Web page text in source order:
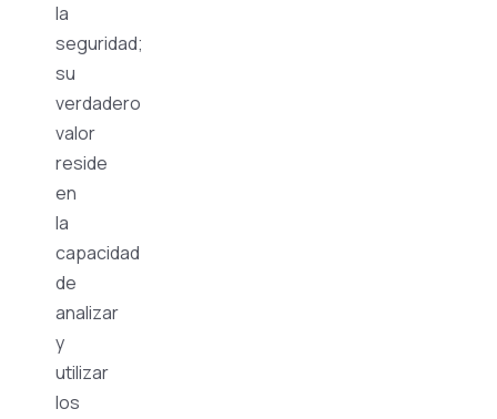
la
seguridad;
su
verdadero
valor
reside
en
la
capacidad
de
analizar
y
utilizar
los